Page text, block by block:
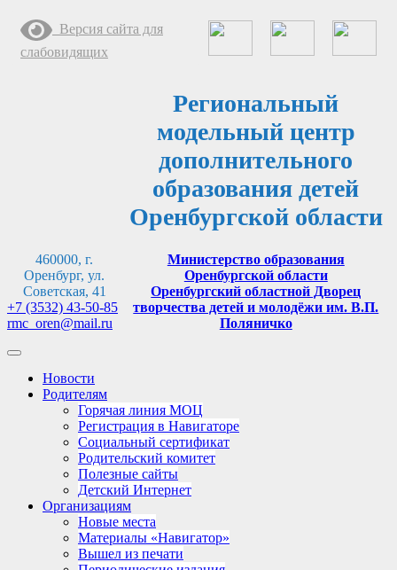
содержимому
Версия сайта для
слабовидящих
Региональный
модельный центр
дополнительного
образования детей
Оренбургской области
460000, г.
Оренбург, ул.
Советская, 41
+7 (3532) 43-50-85
rmc_oren@mail.ru
Министерство образования
Оренбургской области
Оренбургский областной Дворец
творчества детей и молодёжи им. В.П.
Поляничко
Новости
Родителям
Горячая линия МОЦ
Регистрация в Навигаторе
Социальный сертификат
Родительский комитет
Полезные сайты
Детский Интернет
Организациям
Новые места
Материалы «Навигатор»
Вышел из печати